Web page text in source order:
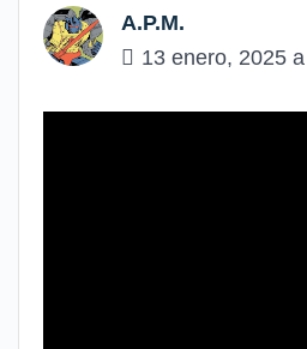
A.P.M.
13 enero, 2025